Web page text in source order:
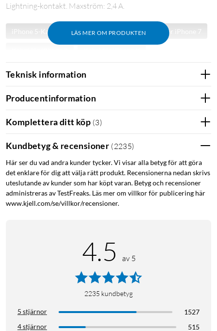
LÄS MER OM PRODUKTEN
Lightning-kontakt. Maxström: 2,4 A.
iPhone 5-Kabel Kabel för iPhone 6 Kabel för iPhone 7
Kabel för iPhone XR
Kabel för iPhone 11 Pro Kabel för iPhone 11 Pro Max
Kabel för iPhone 12 Kabel för iPhone 12 Pro
Kabel för iPhone 12 Pro Max Kabel för iPhone 12 Mini
Kabel för iPhone 13 Kabel för iPhone 13 Pro
Kabel för iPhone 13 Pro Max Kabel för iPhone 13 Mini
Kabel för iPhone 14 Kabel för iPhone 14 Plus
Teknisk information
Producentinformation
Komplettera ditt köp (3)
Kundbetyg & recensioner (2235)
Här ser du vad andra kunder tycker. Vi visar alla betyg för att göra
det enklare för dig att välja rätt produkt. Recensionerna nedan skrivs
uteslutande av kunder som har köpt varan. Betyg och recensioner
administreras av TestFreaks. Läs mer om villkor för publicering här
www.kjell.com/se/villkor/recensioner.
4.5 av 5
2235 kundbetyg
5 stjärnor
1527
4 stjärnor
515